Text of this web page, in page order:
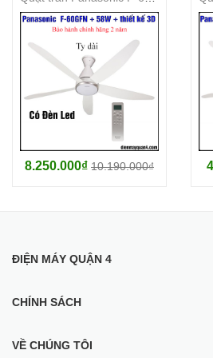
8.250.000₫ 10.190.000₫
ĐIỆN MÁY QUẬN 4
CHÍNH SÁCH
VỀ CHÚNG TÔI